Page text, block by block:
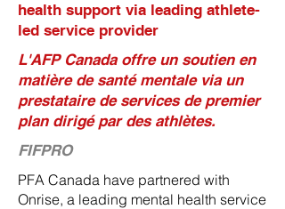
health support via leading athlete-
led service provider
L'AFP Canada offre un soutien en
matière de santé mentale via un
prestataire de services de premier
plan dirigé par des athlètes.
FIFPRO
PFA Canada have partnered with
Onrise, a leading mental health service